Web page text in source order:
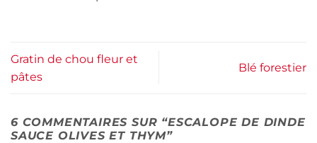
Gratin de chou fleur et
pâtes
Blé forestier
6 COMMENTAIRES SUR “ESCALOPE DE DINDE
SAUCE OLIVES ET THYM”